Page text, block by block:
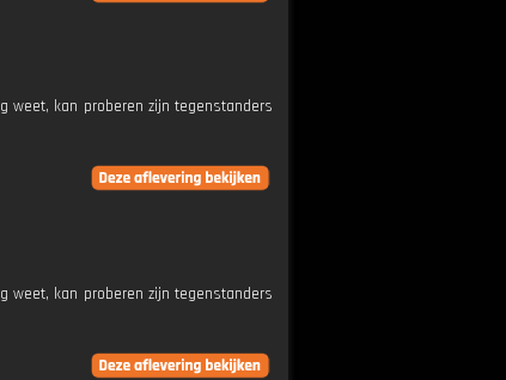
weet, kan proberen zijn tegenstanders
weet, kan proberen zijn tegenstanders